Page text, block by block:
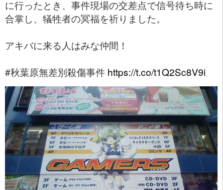
に行ったとき、事件現場の交差点で信号待ち時に
合掌し、犠牲者の冥福を祈りました。
アキバに来る人はみな仲間！
#秋葉原無差別殺傷事件 https://t.co/t1Q2Sc8V9i